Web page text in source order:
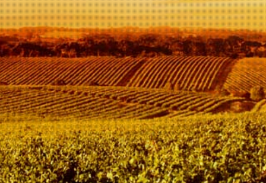
Deze prachtig volle en
kruidige rode wijn is
granaatrood van kleur. De
smaak is krachtig, kruidig,
strelend en rijk aan
tannines. De 36 Maanden
op houten vaten gerijpte
wijn heeft elegante
kruidigheid en warme
aroma's in de lange
afdronk.